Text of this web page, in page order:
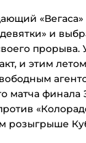
«Вегаса»
и
прорыва.
и этим
матча финала
розыгрыше